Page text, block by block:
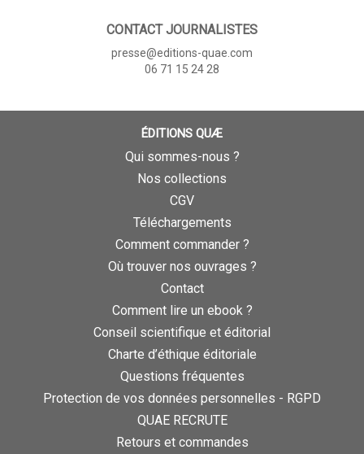
CONTACT JOURNALISTES
presse@editions-quae.com
06 71 15 24 28
ÉDITIONS QUÆ
Qui sommes-nous ?
Nos collections
CGV
Téléchargements
Comment commander ?
Où trouver nos ouvrages ?
Contact
Comment lire un ebook ?
Conseil scientifique et éditorial
Charte d’éthique éditoriale
Questions fréquentes
Protection de vos données personnelles - RGPD
QUAE RECRUTE
Retours et commandes